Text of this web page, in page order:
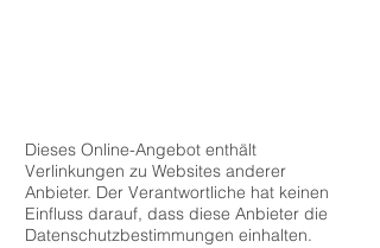
Dieses Online-Angebot enthält
Verlinkungen zu Websites anderer
Anbieter. Der Verantwortliche hat keinen
Einfluss darauf, dass diese Anbieter die
Datenschutzbestimmungen einhalten.